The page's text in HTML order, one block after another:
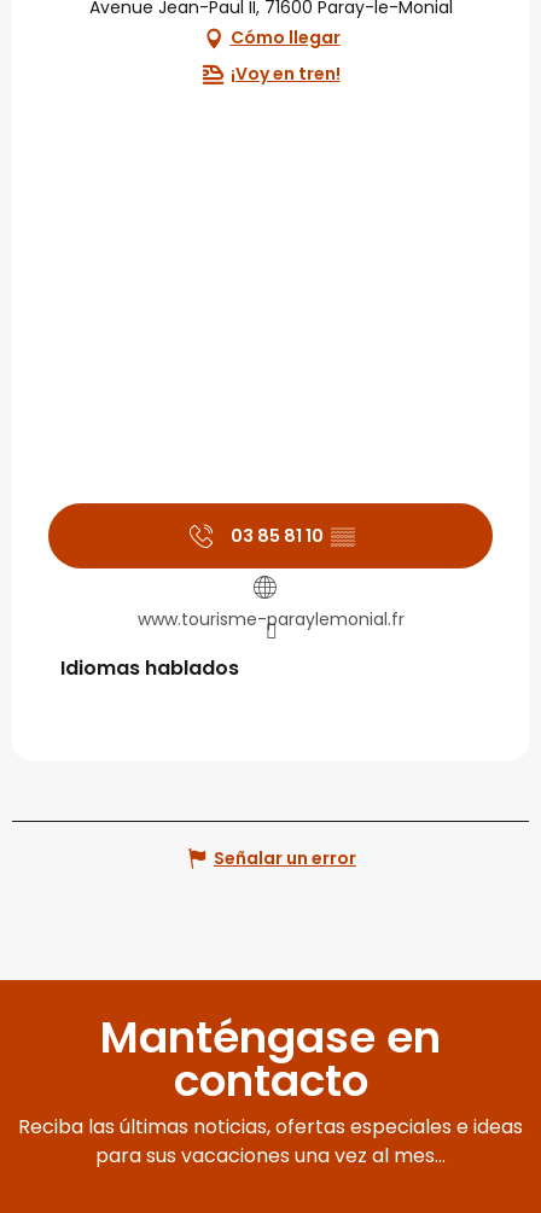
Avenue Jean-Paul II, 71600 Paray-le-Monial
Cómo llegar
¡Voy en tren!
03 85 81 10 ▒▒
www.tourisme-paraylemonial.fr
Idiomas hablados
Idiomas hablados
Señalar un error
Manténgase en
contacto
Reciba las últimas noticias, ofertas especiales e ideas
para sus vacaciones una vez al mes...